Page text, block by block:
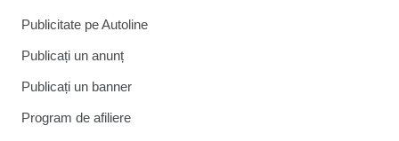
Publicitate pe Autoline
Publicați un anunț
Publicați un banner
Program de afiliere